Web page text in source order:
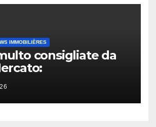
IMMOBILIÈRES
consigliate da
di gennaio